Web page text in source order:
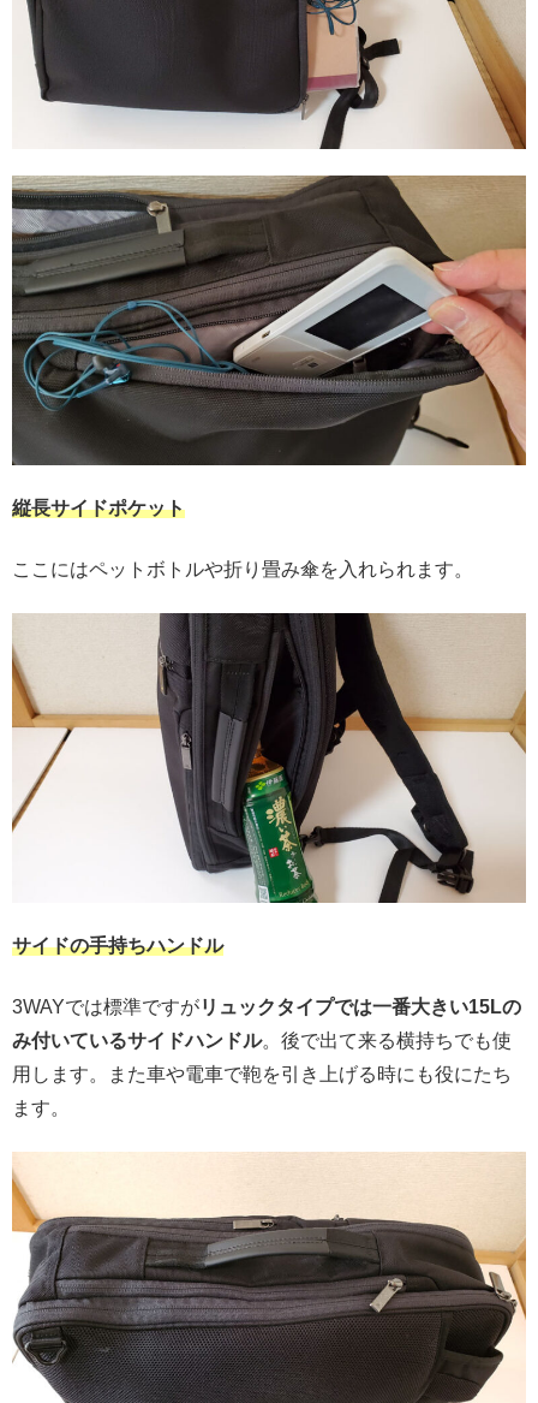
縦長サイドポケット
ここにはペットボトルや折り畳み傘を入れられます。
サイドの手持ちハンドル
3WAYでは標準ですがリュックタイプでは一番大きい15Lの
み付いているサイドハンドル。後で出て来る横持ちでも使
用します。また車や電車で鞄を引き上げる時にも役にたち
ます。